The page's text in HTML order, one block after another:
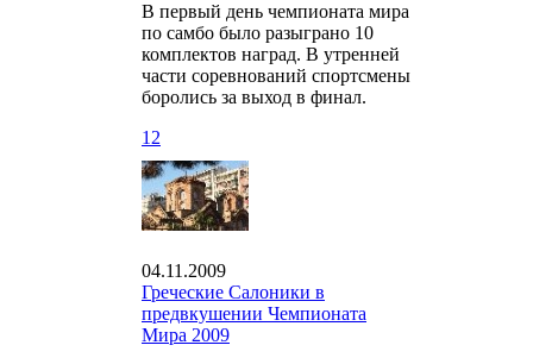
В первый день чемпионата мира
по самбо было разыграно 10
комплектов наград. В утренней
части соревнований спортсмены
боролись за выход в финал.
12
04.11.2009
Греческие Салоники в
предвкушении Чемпионата
Мира 2009